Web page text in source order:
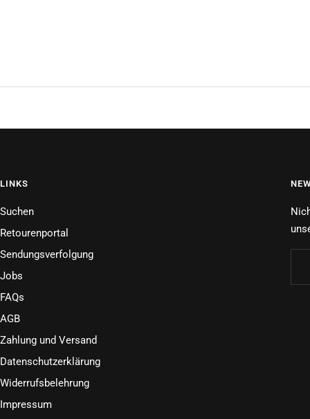
LINKS
Suchen
Retourenportal
Sendungsverfolgung
Jobs
FAQs
AGB
Zahlung und Versand
Datenschutzerklärung
Widerrufsbelehrung
Impressum